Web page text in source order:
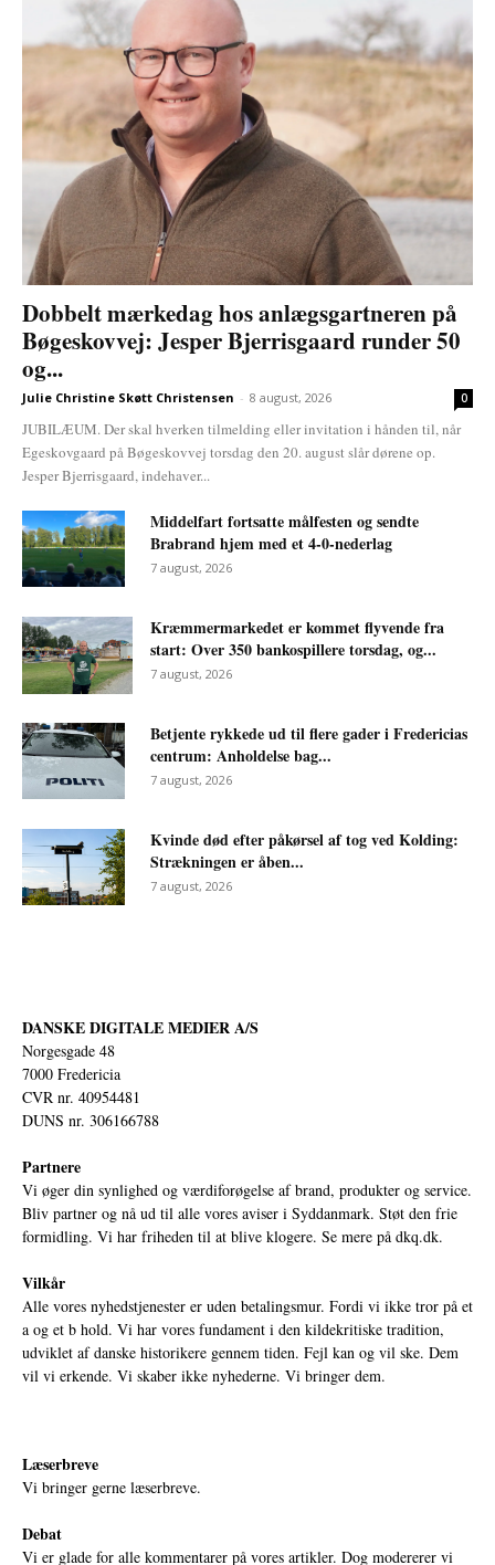
Dobbelt mærkedag hos anlægsgartneren på
Bøgeskovvej: Jesper Bjerrisgaard runder 50
og...
Julie Christine Skøtt Christensen - 8 august, 2026 0
JUBILÆUM. Der skal hverken tilmelding eller invitation i hånden til, når
Egeskovgaard på Bøgeskovvej torsdag den 20. august slår dørene op.
Jesper Bjerrisgaard, indehaver...
Middelfart fortsatte målfesten og sendte
Brabrand hjem med et 4-0-nederlag
7 august, 2026
Kræmmermarkedet er kommet flyvende fra
start: Over 350 bankospillere torsdag, og...
7 august, 2026
Betjente rykkede ud til flere gader i Fredericias
centrum: Anholdelse bag...
7 august, 2026
Kvinde død efter påkørsel af tog ved Kolding:
Strækningen er åben...
7 august, 2026
DANSKE DIGITALE MEDIER A/S
Norgesgade 48
7000 Fredericia
CVR nr. 40954481
DUNS nr. 306166788
Partnere
Vi øger din synlighed og værdiforøgelse af brand, produkter og service.
Bliv partner og nå ud til alle vores aviser i Syddanmark. Støt den frie
formidling. Vi har friheden til at blive klogere. Se mere på dkq.dk.
Vilkår
Alle vores nyhedstjenester er uden betalingsmur. Fordi vi ikke tror på et
a og et b hold. Vi har vores fundament i den kildekritiske tradition,
udviklet af danske historikere gennem tiden. Fejl kan og vil ske. Dem
vil vi erkende. Vi skaber ikke nyhederne. Vi bringer dem.
Læserbreve
Vi bringer gerne læserbreve.
Debat
Vi er glade for alle kommentarer på vores artikler. Dog modererer vi